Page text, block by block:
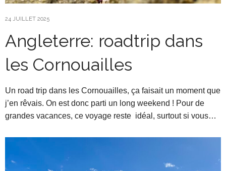
24 JUILLET 2025
Angleterre: roadtrip dans
les Cornouailles
Un road trip dans les Cornouailles, ça faisait un moment que
j’en rêvais. On est donc parti un long weekend ! Pour de
grandes vacances, ce voyage reste idéal, surtout si vous…